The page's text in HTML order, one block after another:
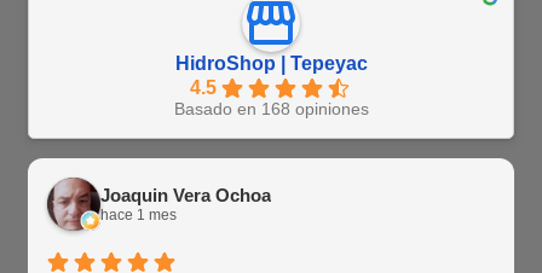
HidroShop | Tepeyac
4.5
Basado en 168 opiniones
Joaquin Vera Ochoa
hace 1 mes